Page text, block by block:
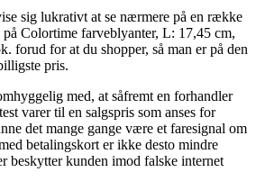
sig lukrativt at se nærmere på en række
Colortime farveblyanter, L: 17,45 cm,
forud for at du shopper, så man er på den
pris.
med, at såfremt en forhandler
varer til en salgspris som anses for
det mange gange være et faresignal om
betalingskort er ikke desto mindre
beskytter kunden imod falske internet